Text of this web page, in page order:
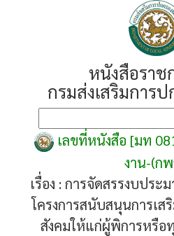
หนังสือราช
กรมส่งเสริมการ
เลขที่หนังสือ [มท
งาน-(ก
เรื่อง :การจัดสรรงบประ
โครงการสนับสนุนการเส
สังคมให้แก่ผู้พิการหรื